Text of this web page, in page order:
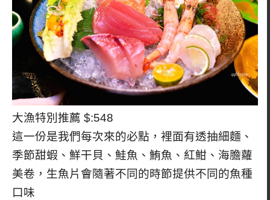
大漁特別推薦 $:548
這一份是我們每次來的必點，裡面有透抽細麵、
季節甜蝦、鮮干貝、鮭魚、鮪魚、紅魽、海膽蘿
美卷，生魚片會隨著不同的時節提供不同的魚種
口味